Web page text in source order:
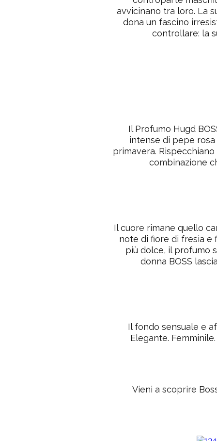
avvicinano tra loro. La
dona un fascino
controllare: la
Il Profumo Hugd
intense di pepe
primavera.
combinazione
Il cuore rimane quello
note di fiore di fresia e
più dolce, il profumo
donna BOSS
Il fondo sensuale e
Elegante.
Vieni a scoprire